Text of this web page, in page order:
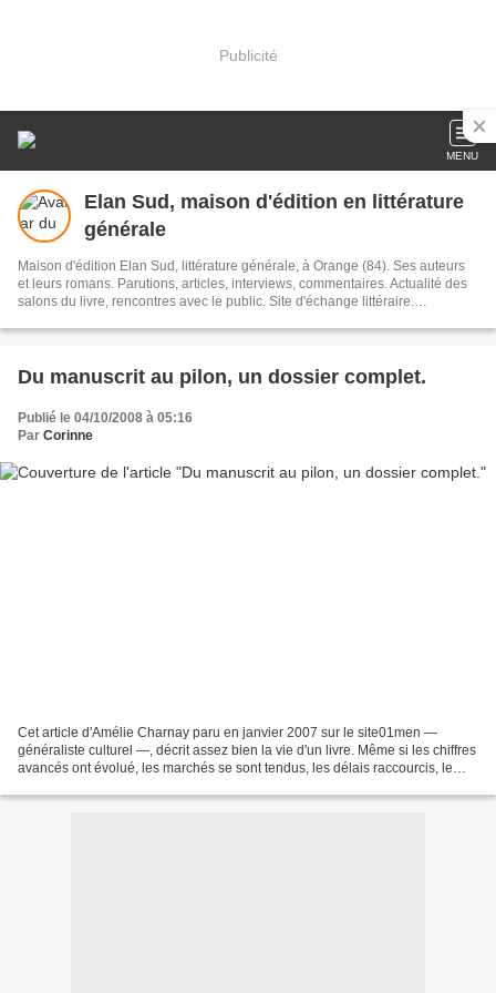
Publicité
MENU
Elan Sud, maison d'édition en littérature
générale
Maison d'édition Elan Sud, littérature générale, à Orange (84). Ses auteurs
et leurs romans. Parutions, articles, interviews, commentaires. Actualité des
salons du livre, rencontres avec le public. Site d'échange littéraire.
Du manuscrit au pilon, un dossier complet.
Publié le 04/10/2008 à 05:16
Par Corinne
Cet article d'Amélie Charnay paru en janvier 2007 sur le site01men —
généraliste culturel —, décrit assez bien la vie d'un livre. Même si les chiffres
avancés ont évolué, les marchés se sont tendus, les délais raccourcis, le